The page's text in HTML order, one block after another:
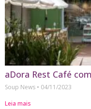
aDora Rest Café
Soup News
04/11/2023
Leia mais